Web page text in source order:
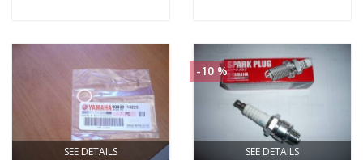
SEE DETAILS SEE DETAILS
-10 %